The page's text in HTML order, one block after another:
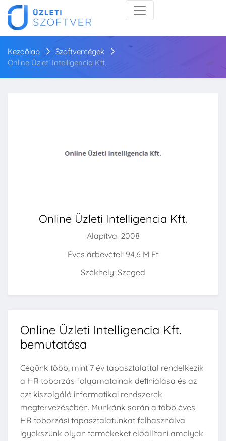
Kezdőlap
Szoftvercégek
Online Üzleti Intelligencia Kft.
Online Üzleti Intelligencia Kft.
Alapítva: 2008
Éves árbevétel: 94,6 M Ft
Székhely: Szeged
Online Üzleti Intelligencia Kft.
bemutatása
Cégünk több, mint 7 év tapasztalattal rendelkezik
a HR toborzás folyamatainak deﬁniálása és az
ezt kiszolgáló informatikai rendszerek
megtervezésében. Munkánk során a több éves
HR toborzási tapasztalatunkat felhasználva
igyekszünk olyan termékeket előállítani amelyek